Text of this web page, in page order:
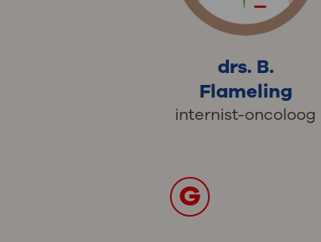
drs. B.
Flameling
internist-oncoloog
G